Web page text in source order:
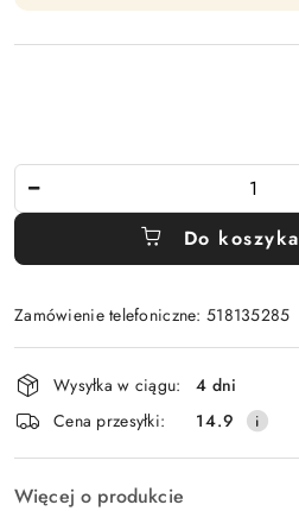
Do koszyka
Zamówienie telefoniczne: 518135285
Wyślij
Dostępność
i
dostawa
Wysyłka w ciągu:
4 dni
Cena przesyłki:
14.9
Więcej o produkcie